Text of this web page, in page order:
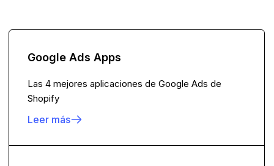
Google Ads Apps
Las 4 mejores aplicaciones de Google Ads de
Shopify
Leer más